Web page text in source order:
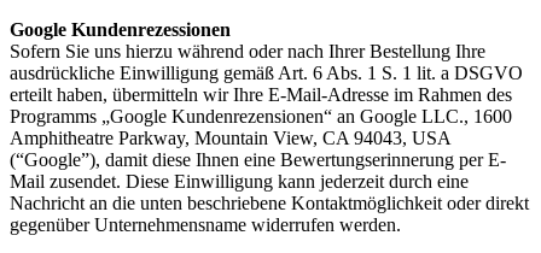
Google Kundenrezessionen
Sofern Sie uns hierzu während oder nach Ihrer Bestellung Ihre
ausdrückliche Einwilligung gemäß Art. 6 Abs. 1 S. 1 lit. a DSGVO
erteilt haben, übermitteln wir Ihre E-Mail-Adresse im Rahmen des
Programms „Google Kundenrezensionen“ an Google LLC., 1600
Amphitheatre Parkway, Mountain View, CA 94043, USA
(“Google”), damit diese Ihnen eine Bewertungserinnerung per E-
Mail zusendet. Diese Einwilligung kann jederzeit durch eine
Nachricht an die unten beschriebene Kontaktmöglichkeit oder direkt
gegenüber Unternehmensname widerrufen werden.